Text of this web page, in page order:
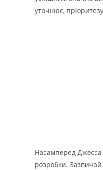
уточнює,
Насамперед Джесса
розробки. Зазвичай